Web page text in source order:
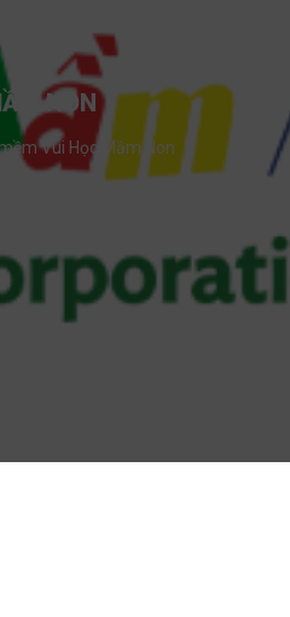
NON
Vui Học Mầm Non